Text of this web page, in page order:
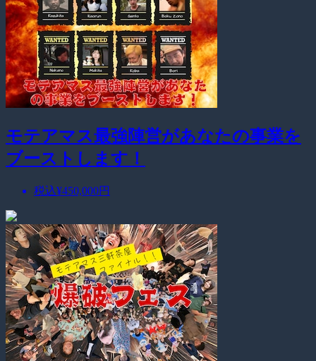
モテアマス最強陣営があなたの事業を
ブーストします！
税込¥450,000円